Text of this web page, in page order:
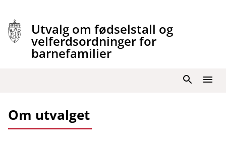
innhold
Utvalg om fødselstall og
velferdsordninger for
barnefamilier
Meny
Søk
Om utvalget